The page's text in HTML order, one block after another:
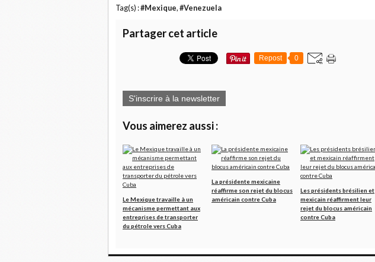
Tag(s) :#Mexique, #Venezuela
Partager cet article
Repost 0
S'inscrire à la newsletter
Vous aimerez aussi :
Le Mexique travaille à un
mécanisme permettant aux
entreprises de transporter
du pétrole vers Cuba
La présidente mexicaine
réaffirme son rejet du blocus
américain contre Cuba
Les présidents brésilien et
mexicain réaffirment leur
rejet du blocus américain
contre Cuba